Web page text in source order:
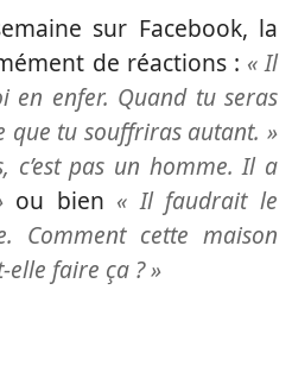
sur Facebook, la
de réactions : « Il
en enfer. Quand tu seras
que tu souffriras autant. »
c’est pas un homme. Il a
ou bien « Il faudrait le
Comment cette maison
elle faire ça ? »